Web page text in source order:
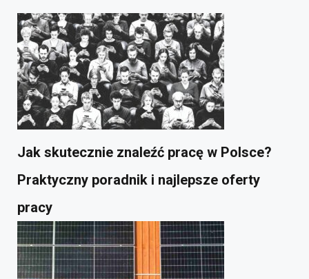
Jak skutecznie znaleźć pracę w Polsce?
Praktyczny poradnik i najlepsze oferty
pracy